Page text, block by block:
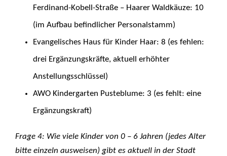
Ferdinand-Kobell-Straße – Haarer Waldkäuze: 10
(im Aufbau befindlicher Personalstamm)
Evangelisches Haus für Kinder Haar: 8 (es fehlen:
drei Ergänzungskräfte, aktuell erhöhter
Anstellungsschlüssel)
AWO Kindergarten Pusteblume: 3 (es fehlt: eine
Ergänzungskraft)
Frage 4: Wie viele Kinder von 0 – 6 Jahren (jedes Alter
bitte einzeln ausweisen) gibt es aktuell in der Stadt